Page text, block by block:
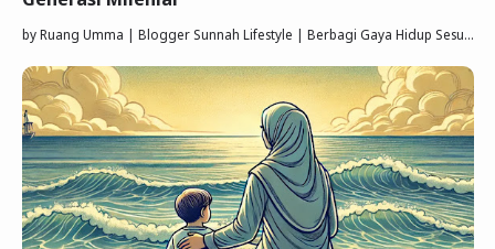
byRuang Umma | Blogger Sunnah Lifestyle | Berbagi Gaya Hidup Sesuai Quran Sunnah